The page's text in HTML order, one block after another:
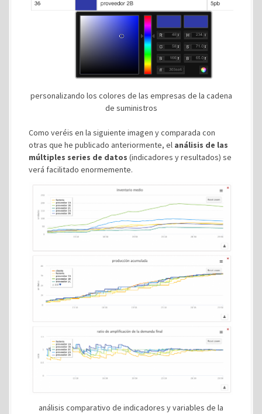
personalizando los colores de las empresas de la cadena
de suministros
Como veréis en la siguiente imagen y comparada con
otras que he publicado anteriormente, el análisis de las
múltiples series de datos (indicadores y resultados) se
verá facilitado enormemente.
análisis comparativo de indicadores y variables de la